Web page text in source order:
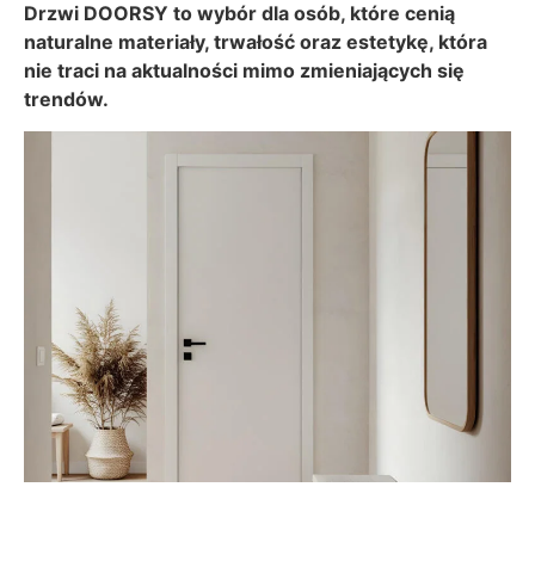
Drzwi DOORSY to wybór dla osób, które cenią
naturalne materiały, trwałość oraz estetykę, która
nie traci na aktualności mimo zmieniających się
trendów.